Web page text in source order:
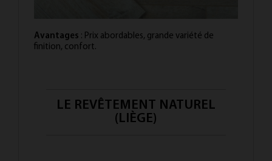
Avantages : Prix abordables, grande variété de
finition, confort.
LE REVÊTEMENT NATUREL
(LIÈGE)